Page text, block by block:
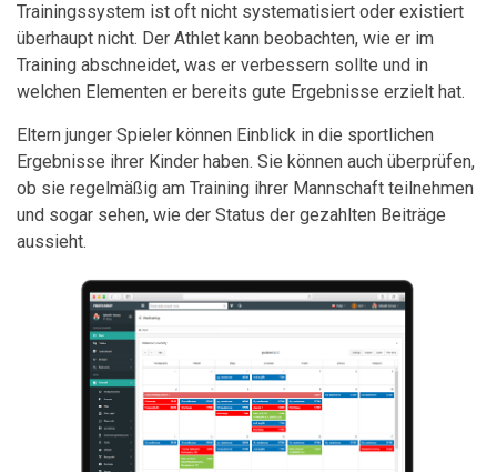
Trainingssystem ist oft nicht systematisiert oder existiert
überhaupt nicht. Der Athlet kann beobachten, wie er im
Training abschneidet, was er verbessern sollte und in
welchen Elementen er bereits gute Ergebnisse erzielt hat.
Eltern junger Spieler können Einblick in die sportlichen
Ergebnisse ihrer Kinder haben. Sie können auch überprüfen,
ob sie regelmäßig am Training ihrer Mannschaft teilnehmen
und sogar sehen, wie der Status der gezahlten Beiträge
aussieht.